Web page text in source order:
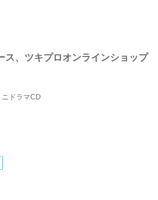
ス、ツキプロオンラインショップ
ドラマCD